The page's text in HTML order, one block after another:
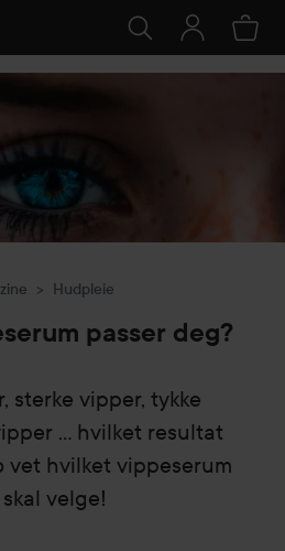
Hudpleie
passer deg?
sterke vipper, tykke
... hvilket resultat
vet hvilket vippeserum
velge!